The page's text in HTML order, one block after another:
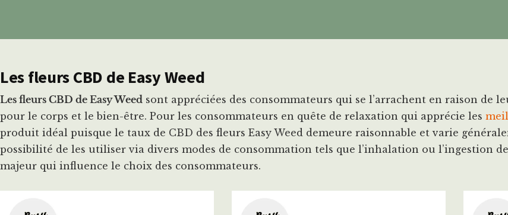
Les fleurs CBD de Easy Weed
Les fleurs CBD de Easy Weed sont appréciées des consommateurs qui se l’arrachent en raison de
pour le corps et le bien-être. Pour les consommateurs en quête de relaxation qui apprécie les
produit idéal puisque le taux de CBD des fleurs Easy Weed demeure raisonnable et varie
possibilité de les utiliser via divers modes de consommation tels que l’inhalation ou l’ingestion
majeur qui influence le choix des consommateurs.